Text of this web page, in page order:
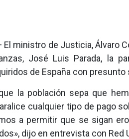
El ministro de Justicia, Álvaro
José Luis Parada, la
de España con presunto
la población sepa que
cualquier tipo de pago
a permitir que se sigan
dijo en entrevista con Red